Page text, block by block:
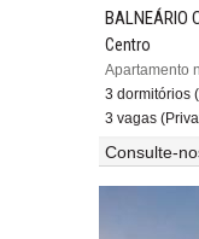
BALNEÁRIO
Centro
Apartamento
3 dormitórios
3 vagas
Consulte-